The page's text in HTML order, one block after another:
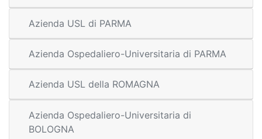
Azienda USL di PARMA
Azienda Ospedaliero-Universitaria di PARMA
Azienda USL della ROMAGNA
Azienda Ospedaliero-Universitaria di
BOLOGNA